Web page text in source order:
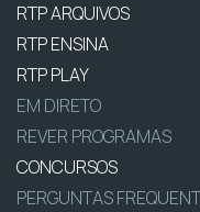
RTP ARQUIVOS
RTP ENSINA
RTP PLAY
EM DIRETO
REVER PROGRAMAS
CONCURSOS
PERGUNTAS